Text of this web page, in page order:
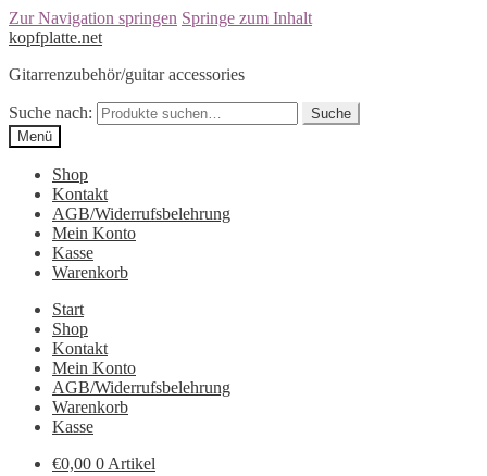
Zur Navigation springen Springe zum Inhalt
kopfplatte.net
Gitarrenzubehör/guitar accessories
Suche nach:
Suche
Menü
Shop
Kontakt
AGB/Widerrufsbelehrung
Mein Konto
Kasse
Warenkorb
Start
Shop
Kontakt
Mein Konto
AGB/Widerrufsbelehrung
Warenkorb
Kasse
€0,00 0 Artikel